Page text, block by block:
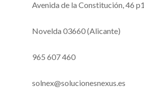
Avenida de la Constitución, 46 p1
Novelda 03660 (Alicante)
965 607 460
solnex@solucionesnexus.es